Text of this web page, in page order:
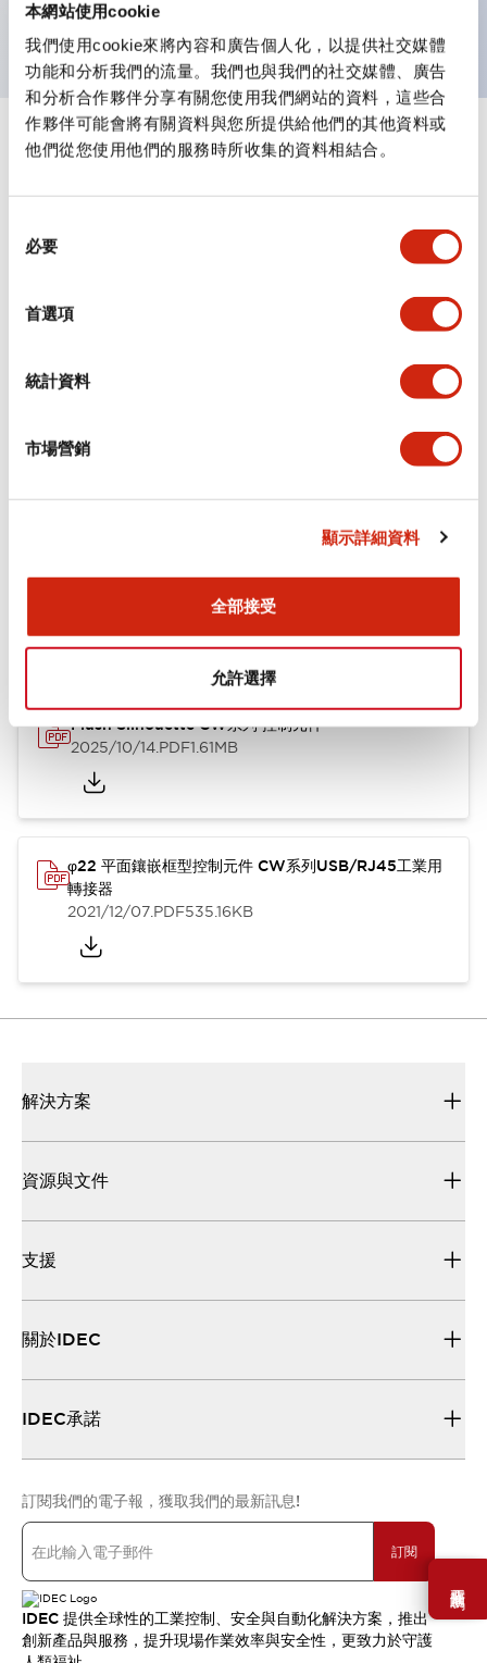
本網站使用cookie
我們使用cookie來將內容和廣告個人化，以提供社交媒體
功能和分析我們的流量。我們也與我們的社交媒體、廣告
和分析合作夥伴分享有關您使用我們網站的資料，這些合
作夥伴可能會將有關資料與您所提供給他們的其他資料或
他們從您使用他們的服務時所收集的資料相結合。
必要
首選項
統計資料
市場營銷
顯示詳細資料
全部接受
允許選擇
需要幫助嗎？
防護結構
規格
審美規範
環境規範
功能規格
機械規格
型錄和宣傳手冊 CAD檔 認證與標準
Flush Silhouette CW系列 控制元件
2025/10/14.PDF1.61MB
φ22 平面鑲嵌框型控制元件 CW系列USB/RJ45工業用
轉接器
2021/12/07.PDF535.16KB
解決方案
資源與文件
支援
關於IDEC
IDEC承諾
訂閱我們的電子報，獲取我們的最新訊息!
訂閱
IDEC 提供全球性的工業控制、安全與自動化解決方案，推出
創新產品與服務，提升現場作業效率與安全性，更致力於守護